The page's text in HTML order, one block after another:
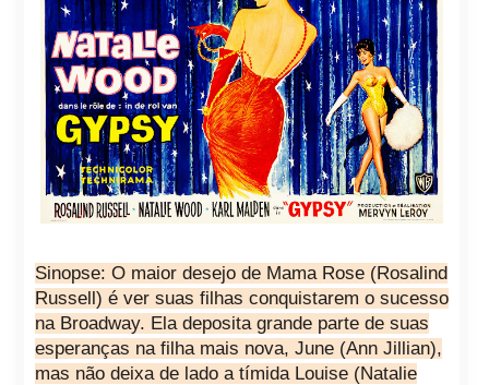
Sinopse: O maior desejo de Mama Rose (Rosalind
Russell) é ver suas filhas conquistarem o sucesso
na Broadway. Ela deposita grande parte de suas
esperanças na filha mais nova, June (Ann Jillian),
mas não deixa de lado a tímida Louise (Natalie